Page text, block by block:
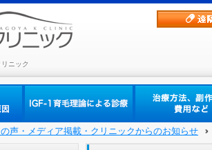
ニック
声・メディア掲載・クリニックからのお知らせ